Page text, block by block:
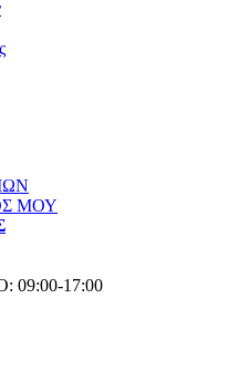
ΜΟΥ
09:00-17:00